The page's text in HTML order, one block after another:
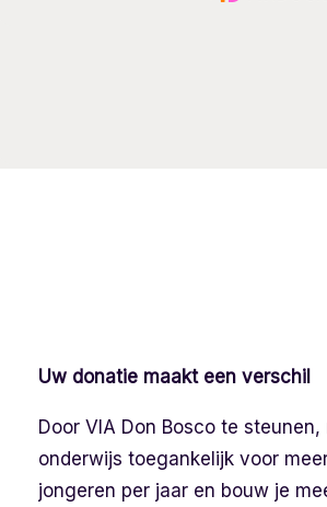
Uw donatie maakt een verschil
Door VIA Don Bosco te steunen,
onderwijs toegankelijk voor
jongeren per jaar en bouw je